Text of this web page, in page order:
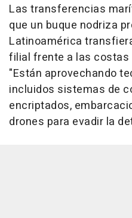
Las transferencias
que un buque nodriza
Latinoamérica
filial frente a las costas
"Están aprovechando
incluidos sistemas de
encriptados,
drones para evadir la